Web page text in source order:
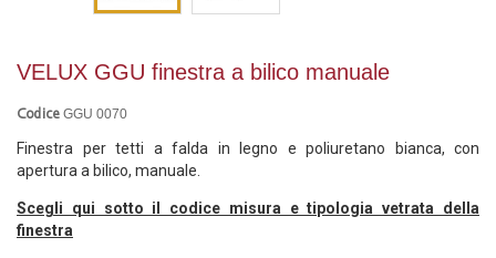
VELUX GGU finestra a bilico manuale
Codice GGU 0070
Finestra per tetti a falda in legno e poliuretano bianca, con
apertura a bilico, manuale.
Scegli qui sotto il codice misura e tipologia vetrata della
finestra